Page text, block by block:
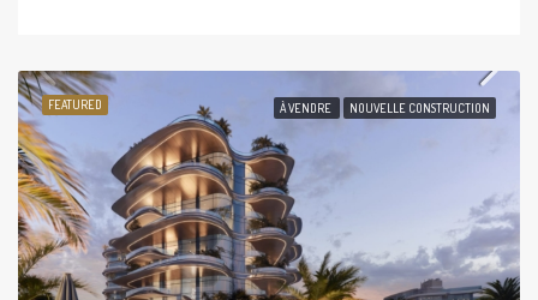
FEATURED À VENDRE NOUVELLE CONSTRUCTION